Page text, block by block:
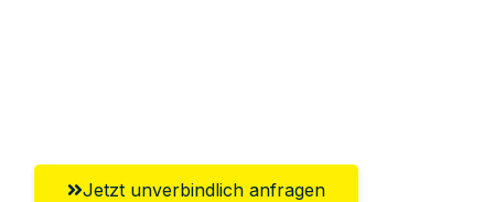
Jetzt unverbindlich anfragen